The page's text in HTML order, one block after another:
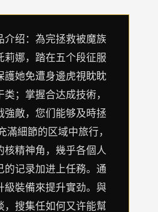
介绍：為完拯救被魔族
莉娜，踏在五个段征服
護她免遭身邊虎視眈眈
；掌握合达成技術，
強敵，您们能够及時拯
滿細節的区域中旅行，
核精神角，幾乎各個人
的记录加进上任務。通
級裝備來提升實劲。與
，搜集任如何又许能幫